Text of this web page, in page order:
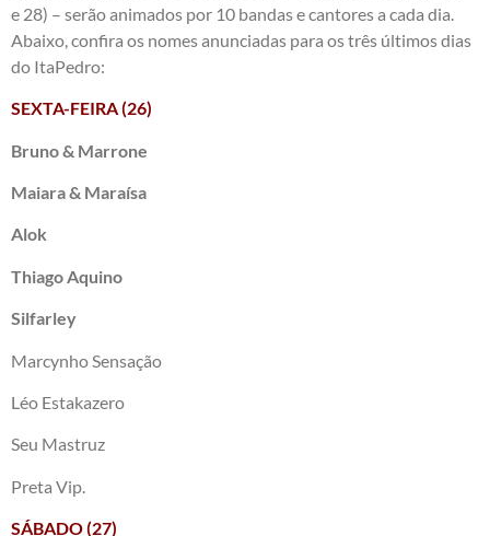
e 28) – serão animados por 10 bandas e cantores a cada dia.
Abaixo, confira os nomes anunciadas para os três últimos dias
do ItaPedro:
SEXTA-FEIRA (26)
Bruno & Marrone
Maiara & Maraísa
Alok
Thiago Aquino
Silfarley
Marcynho Sensação
Léo Estakazero
Seu Mastruz
Preta Vip.
SÁBADO (27)